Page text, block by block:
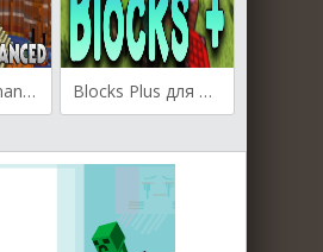
Dungeons Enhanced для Майнкрафт [1.19.4, 1.19.2, 1.18.2] Blocks Plus для Майнкрафт [1.19.2, 1.19, 1.18.2]